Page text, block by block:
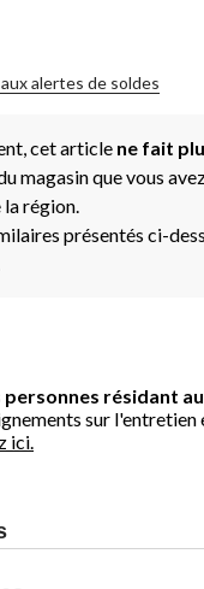
alertes de soldes
cet article ne fait
magasin que vous
région.
présentés ci-
résidant
sur l'entretien
ici.